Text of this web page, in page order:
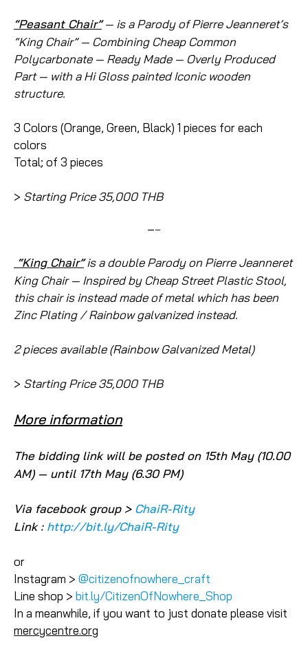
“Peasant Chair”— is a Parody of Pierre Jeanneret’s
“King Chair” — Combining Cheap Common
Polycarbonate — Ready Made — Overly Produced
Part — with a Hi Gloss painted Iconic wooden
structure.
3 Colors (Orange, Green, Black) 1 pieces for each
colors
Total; of 3 pieces
> Starting Price 35,000 THB
—–
“King Chair”is a double Parody on Pierre Jeanneret
King Chair — Inspired by Cheap Street Plastic Stool,
this chair is instead made of metal which has been
Zinc Plating / Rainbow galvanized instead.
2 pieces available (Rainbow Galvanized Metal)
> Starting Price 35,000 THB
More information
The bidding link will be posted on 15th May (10.00
AM) — until 17th May (6.30 PM)
Via facebook group >ChaiR-Rity
Link :http://bit.ly/ChaiR-Rity
or
Instagram >@citizenofnowhere_craft
Line shop >bit.ly/CitizenOfNowhere_Shop
In a meanwhile, if you want to just donate please visit
mercycentre.org